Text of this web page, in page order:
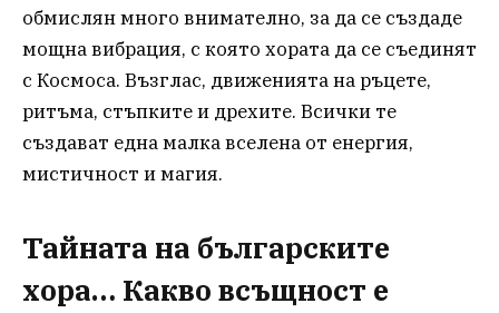
обмислян много внимателно, за да се създаде
мощна вибрация, с която хората да се съединят
с Космоса. Възглас, движенията на ръцете,
ритъма, стъпките и дрехите. Всички те
създават една малка вселена от енергия,
мистичност и магия.
Тайната на българските
хора… Какво всъщност е